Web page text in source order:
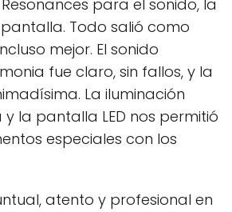
para el sonido, la
Todo salió como
mejor. El sonido
fue claro, sin fallos, y la
La iluminación
la pantalla LED nos permitió
especiales con los
atento y profesional en